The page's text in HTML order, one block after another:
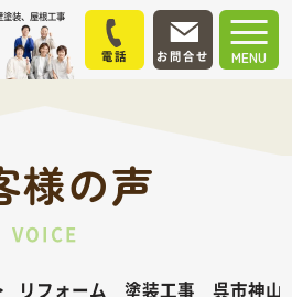
塗装、屋根工事
MENU
電話 お問合せ
様の声
VOICE
リフォーム 塗装工事 呉市神山